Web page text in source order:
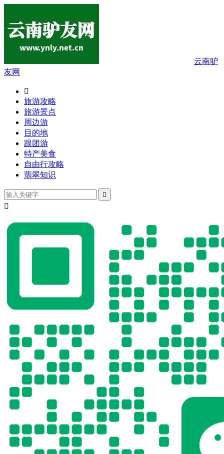
云南驴
友网

旅游攻略
旅游景点
周边游
目的地
跟团游
特产美食
自由行攻略
翡翠知识

